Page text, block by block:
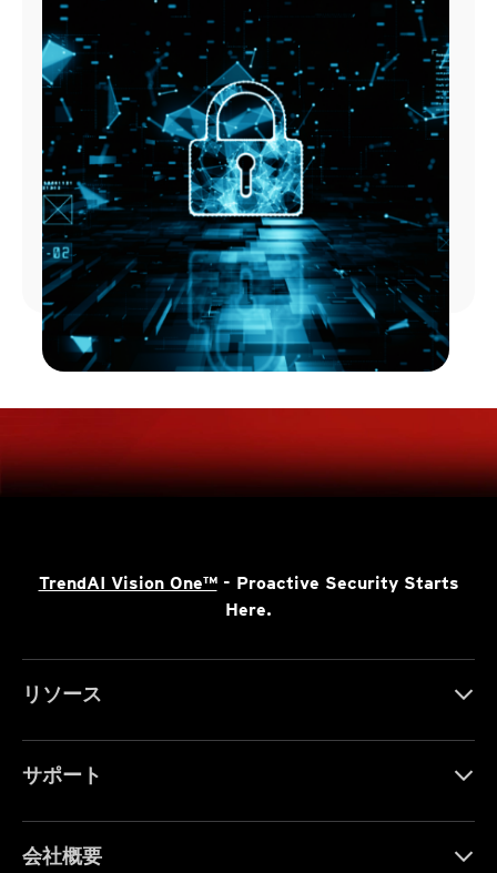
TrendAI Vision One™- Proactive Security Starts
Here.
リソース
サポート
会社概要